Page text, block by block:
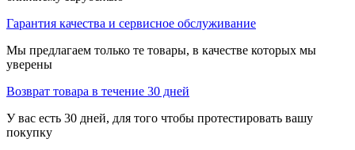
Гарантия качества и сервисное обслуживание
Мы предлагаем только те товары, в качестве которых мы
уверены
Возврат товара в течение 30 дней
У вас есть 30 дней, для того чтобы протестировать вашу
покупку